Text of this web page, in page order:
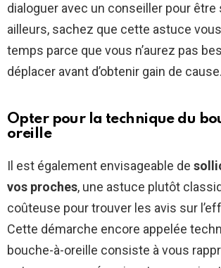
dialoguer avec un conseiller pour être
ailleurs, sachez que cette astuce
temps parce que vous n’aurez pas
déplacer avant d’obtenir gain de cause.
Opter pour la technique du
oreille
Il est également envisageable de
vos proches, une astuce plutôt
coûteuse pour trouver les avis sur
Cette démarche encore appelée
bouche-à-oreille consiste à vous